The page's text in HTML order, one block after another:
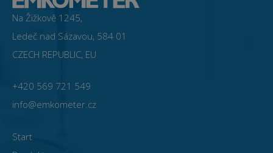
Na Žižkově 1245,
Ledeč nad Sázavou, 584 01
CZECH REPUBLIC, EU
+420 569 721 549
info@emkometer.cz
Start